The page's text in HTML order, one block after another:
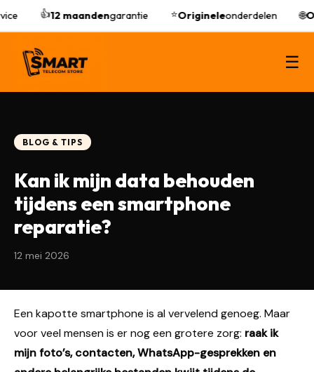
👍12 maandengarantie Origineleonderdelen
☰
BLOG & TIPS
Kan ik mijn data behouden
tijdens een smartphone
reparatie?
12 mei 2026
Een kapotte smartphone is al vervelend genoeg. Maar
voor veel mensen is er nog een grotere zorg: raak ik
mijn foto’s, contacten, WhatsApp-gesprekken en